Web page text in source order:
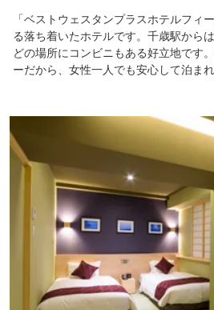
「ベストウェスタンプラスホテルフィ
る落ち着いたホテルです。千歳駅から
どの場所にコンビニもある好立地です
ーだから、女性一人でも安心して泊まれ